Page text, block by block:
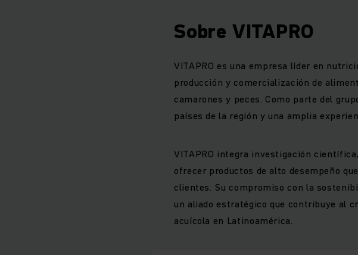
Sobre VITAPRO
VITAPRO es una empresa líder en
producción y comercialización de
camarones y peces. Como parte del
países de la región y una amplia
VITAPRO integra investigación
ofrecer productos de alto desempeño
clientes. Su compromiso con la
un aliado estratégico que contribuye al
acuícola en Latinoamérica.